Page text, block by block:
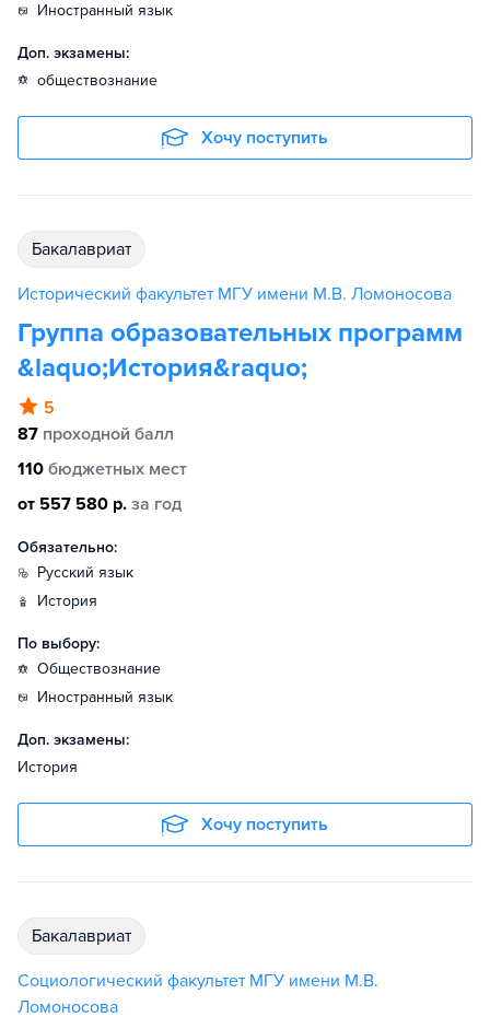
иностранный язык
Доп. экзамены:
обществознание
Хочу поступить
бакалавриат
Исторический факультет МГУ имени М.В. Ломоносова
Группа образовательных программ
&laquo;История&raquo;
5
87 проходной балл
110 бюджетных мест
от 557 580 р. за год
Обязательно:
русский язык
история
По выбору:
обществознание
иностранный язык
Доп. экзамены:
История
Хочу поступить
бакалавриат
Социологический факультет МГУ имени М.В.
Ломоносова